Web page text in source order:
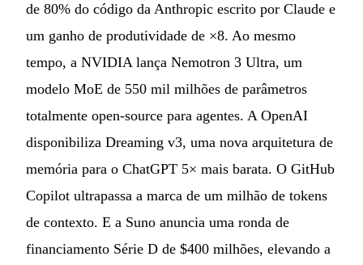
de 80% do código da Anthropic escrito por Claude e
um ganho de produtividade de ×8. Ao mesmo
tempo, a NVIDIA lança Nemotron 3 Ultra, um
modelo MoE de 550 mil milhões de parâmetros
totalmente open-source para agentes. A OpenAI
disponibiliza Dreaming v3, uma nova arquitetura de
memória para o ChatGPT 5× mais barata. O GitHub
Copilot ultrapassa a marca de um milhão de tokens
de contexto. E a Suno anuncia uma ronda de
financiamento Série D de $400 milhões, elevando a